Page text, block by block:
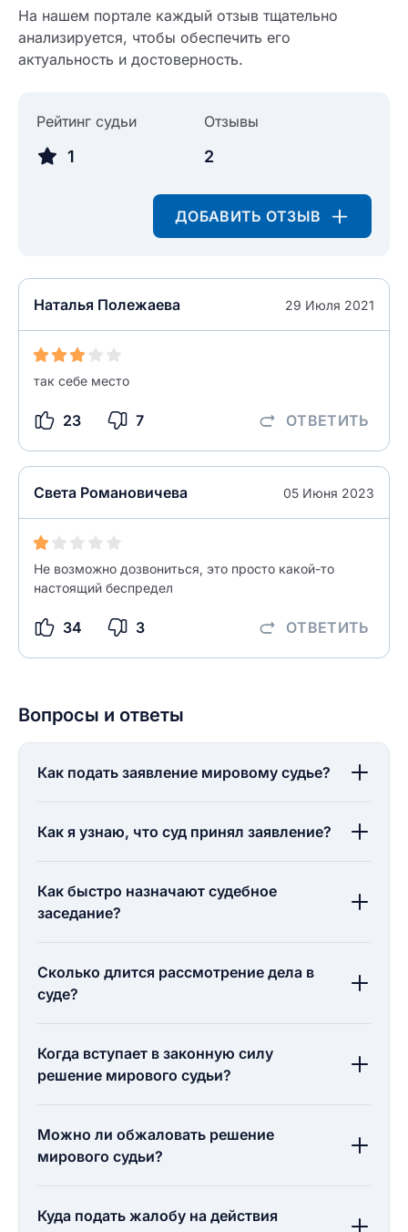
На нашем портале каждый отзыв тщательно
анализируется, чтобы обеспечить его
актуальность и достоверность.
Рейтинг судьи
1
Отзывы
2
ДОБАВИТЬ ОТЗЫВ
Наталья Полежаева 29 Июля 2021
так себе место
23 7 ОТВЕТИТЬ
Света Романовичева 05 Июня 2023
Не возможно дозвониться, это просто какой-то
настоящий беспредел
34 3 ОТВЕТИТЬ
Введите свое имя
Текст отзыва
0/500
Как вы оцените судебный участок?
разрешить публикацию отзыва
Введите свое имя
Введите свой номер телефона
Ответ на отзыв
0/500
разрешить публикацию отзыва
ОСТАВИТЬ ОТЗЫВ
Вопросы и ответы
Как подать заявление мировому судье?
Как я узнаю, что суд принял заявление?
Как быстро назначают судебное
заседание?
Сколько длится рассмотрение дела в
суде?
Когда вступает в законную силу
решение мирового судьи?
Можно ли обжаловать решение
мирового судьи?
Куда подать жалобу на действия
Название населенного пункта